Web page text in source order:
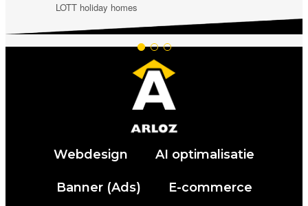
LOTT holiday homes
Webdesign AI optimalisatie
Banner (Ads) E-commerce